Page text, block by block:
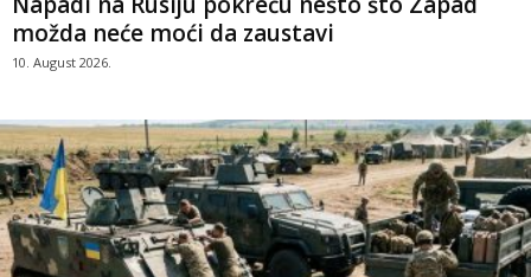
možda neće moći da zaustavi
10. August 2026.